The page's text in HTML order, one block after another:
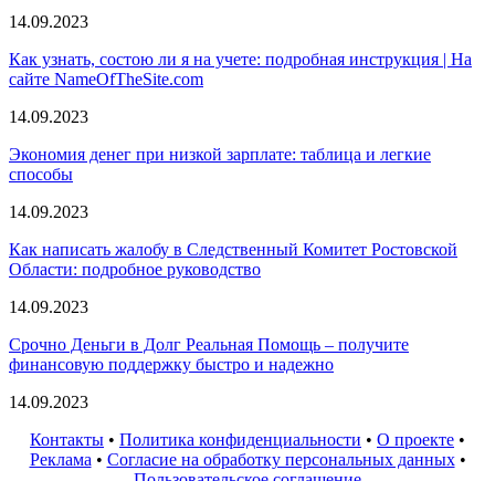
14.09.2023
Как узнать, состою ли я на учете: подробная инструкция | На
сайте NameOfTheSite.com
14.09.2023
Экономия денег при низкой зарплате: таблица и легкие
способы
14.09.2023
Как написать жалобу в Следственный Комитет Ростовской
Области: подробное руководство
14.09.2023
Срочно Деньги в Долг Реальная Помощь – получите
финансовую поддержку быстро и надежно
14.09.2023
Контакты • Политика конфиденциальности • О проекте •
Реклама • Согласие на обработку персональных данных•